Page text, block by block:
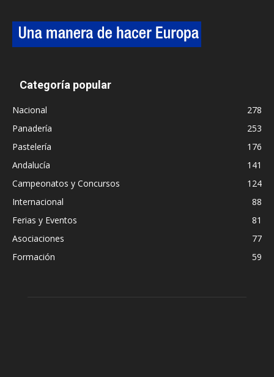
Categoría popular
Nacional
278
Panadería
253
Pastelería
176
Andalucía
141
Campeonatos y Concursos
124
Internacional
88
Ferias y Eventos
81
Asociaciones
77
Formación
59